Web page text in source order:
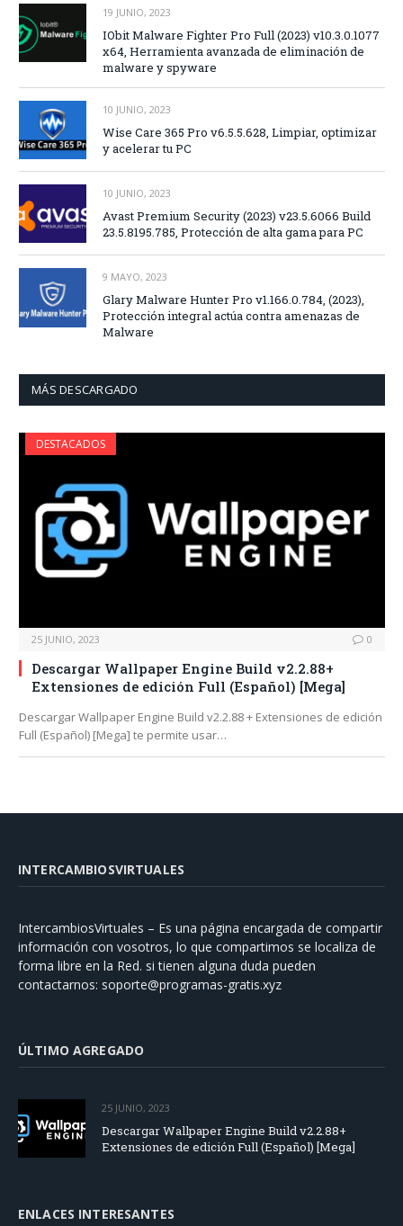
19 JUNIO, 2023
IObit Malware Fighter Pro Full (2023) v10.3.0.1077
x64, Herramienta avanzada de eliminación de
malware y spyware
10 JUNIO, 2023
Wise Care 365 Pro v6.5.5.628, Limpiar, optimizar
y acelerar tu PC
10 JUNIO, 2023
Avast Premium Security (2023) v23.5.6066 Build
23.5.8195.785, Protección de alta gama para PC
9 MAYO, 2023
Glary Malware Hunter Pro v1.166.0.784, (2023),
Protección integral actúa contra amenazas de
Malware
MÁS DESCARGADO
DESTACADOS
25 JUNIO, 2023 0
Descargar Wallpaper Engine Build v2.2.88+
Extensiones de edición Full (Español) [Mega]
Descargar Wallpaper Engine Build v2.2.88 + Extensiones de edición
Full (Español) [Mega] te permite usar…
INTERCAMBIOSVIRTUALES
IntercambiosVirtuales – Es una página encargada de compartir
información con vosotros, lo que compartimos se localiza de
forma libre en la Red. si tienen alguna duda pueden
contactarnos: soporte@programas-gratis.xyz
ÚLTIMO AGREGADO
25 JUNIO, 2023
Descargar Wallpaper Engine Build v2.2.88+
Extensiones de edición Full (Español) [Mega]
ENLACES INTERESANTES